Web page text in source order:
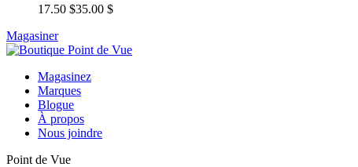
17.50 $35.00 $
Magasiner
Magasinez
Marques
Blogue
À propos
Nous joindre
Point de Vue